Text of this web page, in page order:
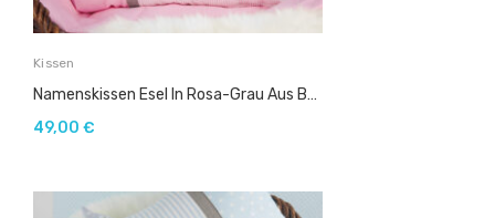
Kissen
Namenskissen Esel In Rosa-Grau Aus Baumwollstoff (Kopie)
49,00 €